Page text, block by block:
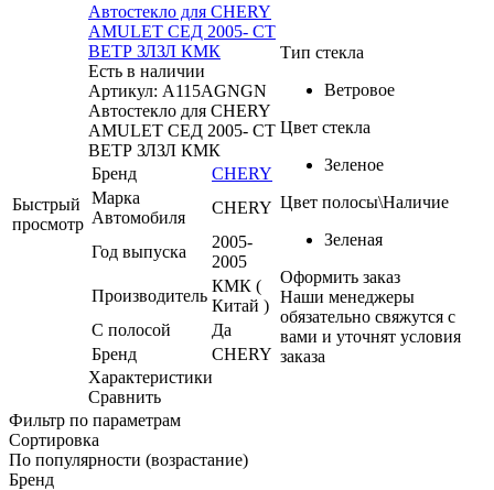
Быстрый
просмотр
Автостекло для CHERY
AMULET СЕД 2005- СТ
ВЕТР ЗЛЗЛ КМК
Есть в наличии
Артикул: A115AGNGN
Автостекло для CHERY
AMULET СЕД 2005- СТ
ВЕТР ЗЛЗЛ КМК
Бренд
CHERY
Марка
Автомобиля
CHERY
Год выпуска
2005-
2005
Производитель
КМК (
Китай )
С полосой
Да
Бренд
CHERY
Характеристики
Сравнить
Тип стекла
Ветровое
Цвет стекла
Зеленое
Цвет полосы\Наличие
Зеленая
Оформить заказ
Наши менеджеры
обязательно свяжутся с
вами и уточнят условия
заказа
Фильтр по параметрам
Сортировка
По популярности (возрастание)
Бренд